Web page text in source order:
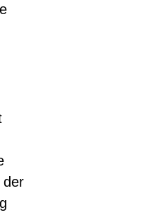
der